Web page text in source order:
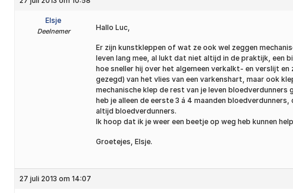
Elsje
Deelnemer Hallo Luc,
Er zijn kunstkleppen of wat ze ook wel zeggen
leven lang mee, al lukt dat niet altijd in de praktijk, een
hoe sneller hij over het algemeen verkalkt- en verslijt
gezegd) van het vlies van een varkenshart, maar ook
mechanische klep de rest van je leven
heb je alleen de eerste 3 á 4 maanden
altijd bloedverdunners.
Ik hoop dat ik je weer een beetje op weg heb kunnen
Groetejes, Elsje.
27 juli 2013 om 14:07